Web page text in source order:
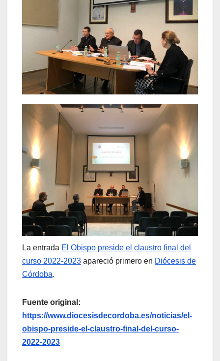
La entrada El Obispo preside el claustro final del
curso 2022-2023 apareció primero en Diócesis de
Córdoba.
Fuente original:
https://www.diocesisdecordoba.es/noticias/el-
obispo-preside-el-claustro-final-del-curso-
2022-2023